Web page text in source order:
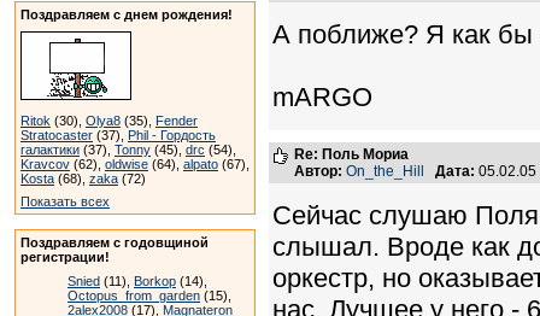
Поздравляем с днем рождения!
Ritok (30), Olya8 (35), Fender
Stratocaster (37), Phil - Гордость
галактики (37), Tonny (45), drc (54),
Kravcov (62), oldwise (64), alpato (67),
Kosta (68), zaka (72)
Показать всех
Поздравляем с годовщиной
регистрации!
Snied (11), Borkop (14),
Octopus_from_garden (15),
2alex2008 (17), Magnateron
А поближе? Я как бы
mARGO
Re: Поль Мориа
Автор: On_the_Hill Дата:
Сейчас слушаю Поля
слышал. Вроде как
оркестр, но
нас. Лучшее у него -